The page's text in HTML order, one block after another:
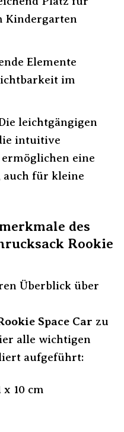
Kindergarten
Elemente
im
leichtgängigen
intuitive
eine
auch für kleine
des
Rookie
Überblick über
Space Car zu
alle wichtigen
aufgeführt:
x 10 cm